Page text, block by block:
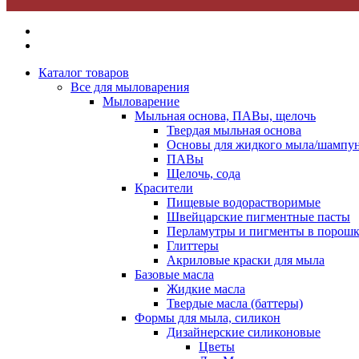
Каталог товаров
Все для мыловарения
Мыловарение
Мыльная основа, ПАВы, щелочь
Твердая мыльная основа
Основы для жидкого мыла/
ПАВы
Щелочь, сода
Красители
Пищевые водорастворимые
Швейцарские пигментные пасты
Перламутры и пигменты в
Глиттеры
Акриловые краски для мыла
Базовые масла
Жидкие масла
Твердые масла (баттеры)
Формы для мыла, силикон
Дизайнерские силиконовые
Цветы